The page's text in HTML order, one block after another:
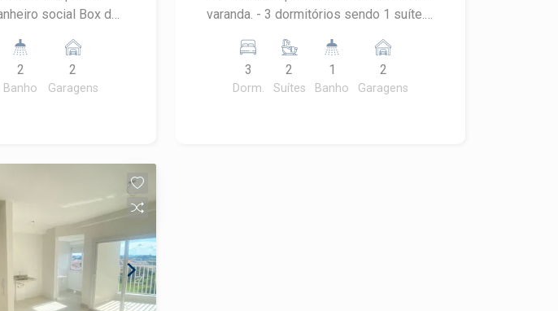
social Box de
e coifa
Aquecedor
nas janelas e
2
Banho
2
Garagens
varanda. - 3 dormitórios sendo 1 suíte. -
Condomínio com lazer completo. VILLA
SERENA Conforto, qualidade de vida e
muito lazer! Lazer completo SPA Sky
3
Dorm.
2
Suítes
1
Banho
2
Garagens